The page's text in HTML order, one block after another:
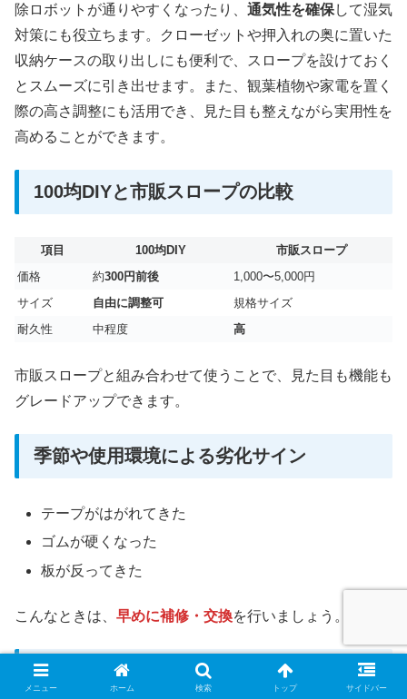
除ロボットが通りやすくなったり、 通気性を確保して湿気
対策にも役立ちます。クローゼットや押入れの奥に置いた
収納ケースの取り出しにも便利で、スロープを設けておく
とスムーズに引き出せます。また、観葉植物や家電を置く
際の高さ調整にも活用でき、見た目も整えながら実用性を
高めることができます。
100均DIYと市販スロープの比較
項目 100均DIY
市販スロープ
価格
約300円前後
1,000〜5,000円
サイズ
自由に調整可
規格サイズ
耐久性
中程度 高
市販スロープと組み合わせて使うことで、見た目も機能も
グレードアップできます。
季節や使用環境による劣化サイン
テープがはがれてきた
ゴムが硬くなった
板が反ってきた
こんなときは、 早めに補修・交換を行いましょう。
100均アイテムでできる簡単メンテナンス
メニュー ホーム 検索 トップ サイドバー